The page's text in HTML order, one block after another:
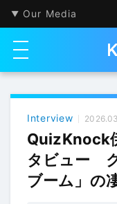
Our Media
メニューを開く
Interview
QuizKnock
タビュー
ブーム」の